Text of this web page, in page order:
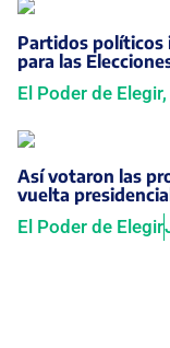
Partidos políticos
para las
El Poder de Elegir,
Así votaron las
vuelta presidencial
El Poder de Elegir